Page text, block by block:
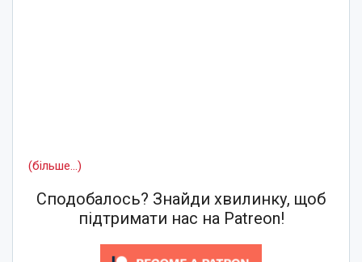
(більше…)
Сподобалось? Знайди хвилинку, щоб
підтримати нас на Patreon!